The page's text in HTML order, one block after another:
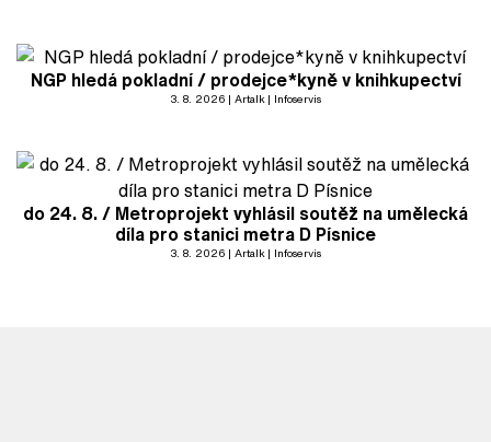
NGP hledá pokladní / prodejce*kyně v knihkupectví
3. 8. 2026 Artalk Infoservis
do 24. 8. / Metroprojekt vyhlásil soutěž na umělecká
díla pro stanici metra D Písnice
3. 8. 2026 Artalk Infoservis